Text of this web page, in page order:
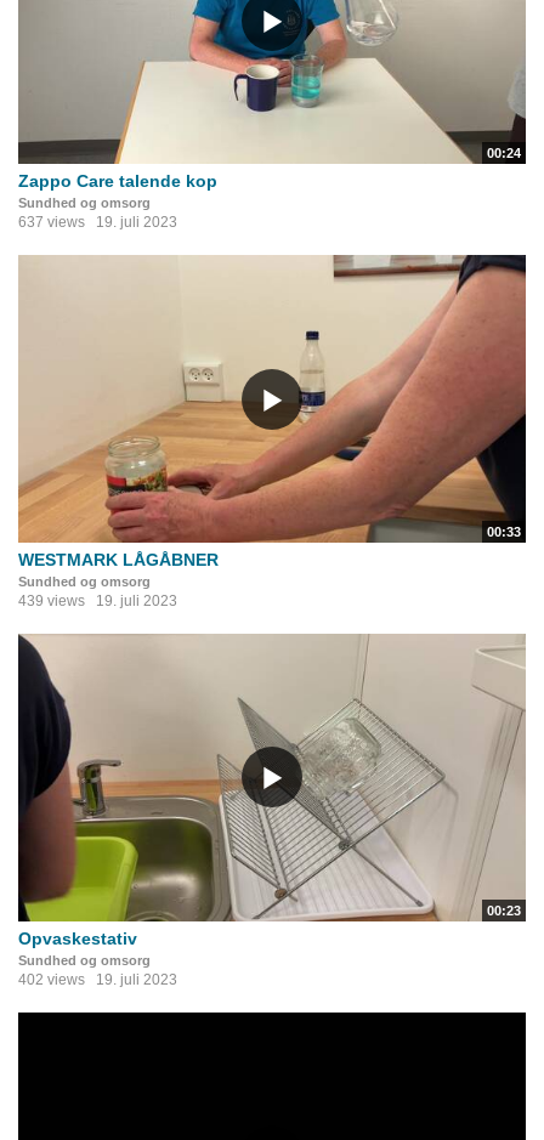
00:24
Zappo Care talende kop
Sundhed og omsorg
637 views 19. juli 2023
00:33
WESTMARK LÅGÅBNER
Sundhed og omsorg
439 views 19. juli 2023
00:23
Opvaskestativ
Sundhed og omsorg
402 views 19. juli 2023